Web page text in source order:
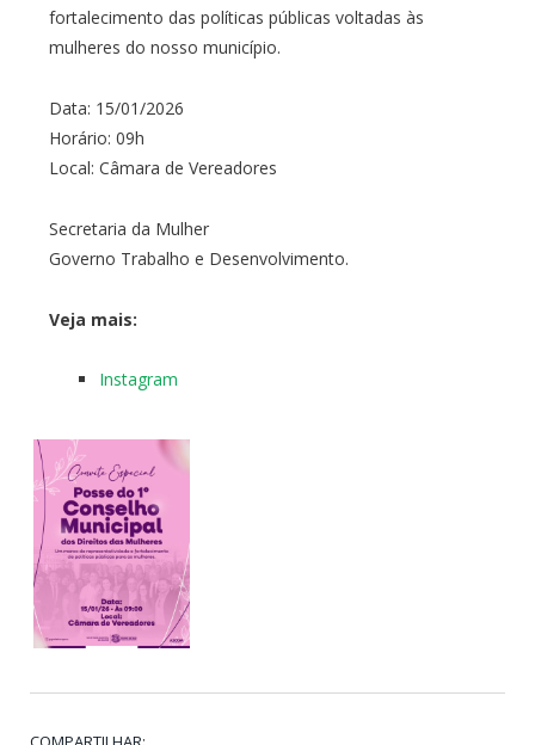
fortalecimento das políticas públicas voltadas às
mulheres do nosso município.
Data: 15/01/2026
Horário: 09h
Local: Câmara de Vereadores
Secretaria da Mulher
Governo Trabalho e Desenvolvimento.
Veja mais:
Instagram